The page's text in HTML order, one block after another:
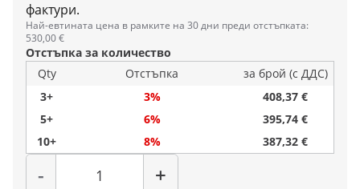
фактури.
Най-евтината цена в рамките на 30 дни преди отстъпката:
530,00 €
Отстъпка за количество
Qty
Отстъпка
за брой (с ДДС)
3+
3%
408,37 €
5+
6%
395,74 €
10+
8% 387,32 €
-
Количество
+